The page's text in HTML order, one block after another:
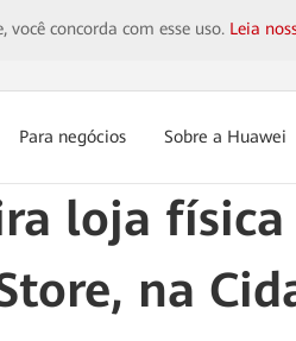
concorda com esse uso. Leia
Para negócios Sobre a Huawei
loja física
na